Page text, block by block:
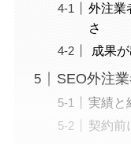
外注業
さ
成果
SEO外注
実績と
契約前